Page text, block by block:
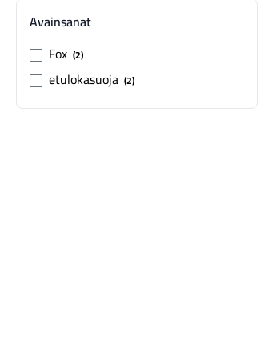
Avainsanat
Fox 2
etulokasuoja 2